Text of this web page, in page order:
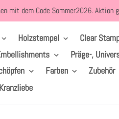
mit dem Code Sommer2026.
Holzstempel Clear
Präge-,
Farben Zubehör
Kranzliebe